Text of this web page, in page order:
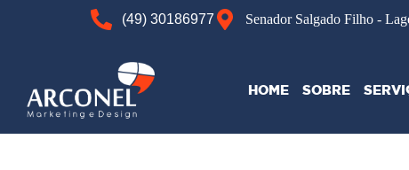
(49) 30186977 Senador Salgado Filho -
HOME SOBRE